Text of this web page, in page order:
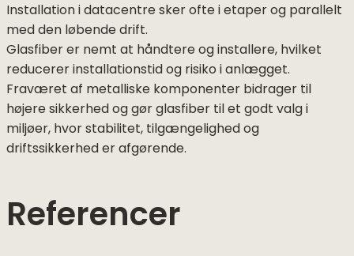
Installation i datacentre sker ofte i etaper og parallelt
med den løbende drift.
Glasfiber er nemt at håndtere og installere, hvilket
reducerer installationstid og risiko i anlægget.
Fraværet af metalliske komponenter bidrager til
højere sikkerhed og gør glasfiber til et godt valg i
miljøer, hvor stabilitet, tilgængelighed og
driftssikkerhed er afgørende.
Referencer